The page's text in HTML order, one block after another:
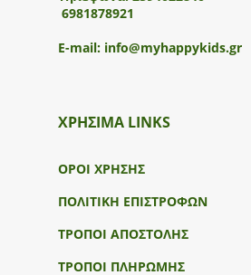
6981878921
E-mail: info@myhappykids.gr
ΧΡΗΣΙΜΑ LINKS
ΟΡΟΙ ΧΡΗΣΗΣ
ΠΟΛΙΤΙΚΗ ΕΠΙΣΤΡΟΦΩΝ
ΤΡΟΠΟΙ ΑΠΟΣΤΟΛΗΣ
ΤΡΟΠΟΙ ΠΛΗΡΩΜΗΣ